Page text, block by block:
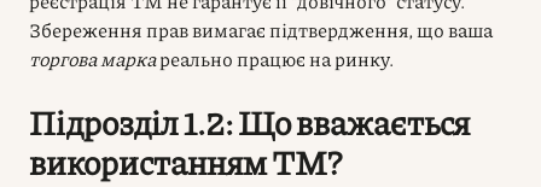
Збереження прав вимагає підтвердження, що ваша
торгова маркареально працює на ринку.
Підрозділ 1.2: Що вважається
використанням ТМ?